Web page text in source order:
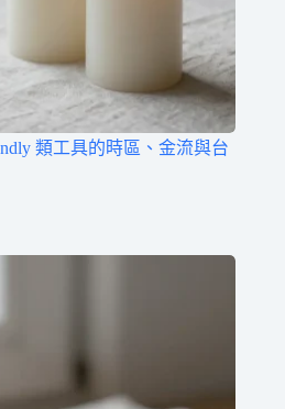
類工具的時區、金流與台